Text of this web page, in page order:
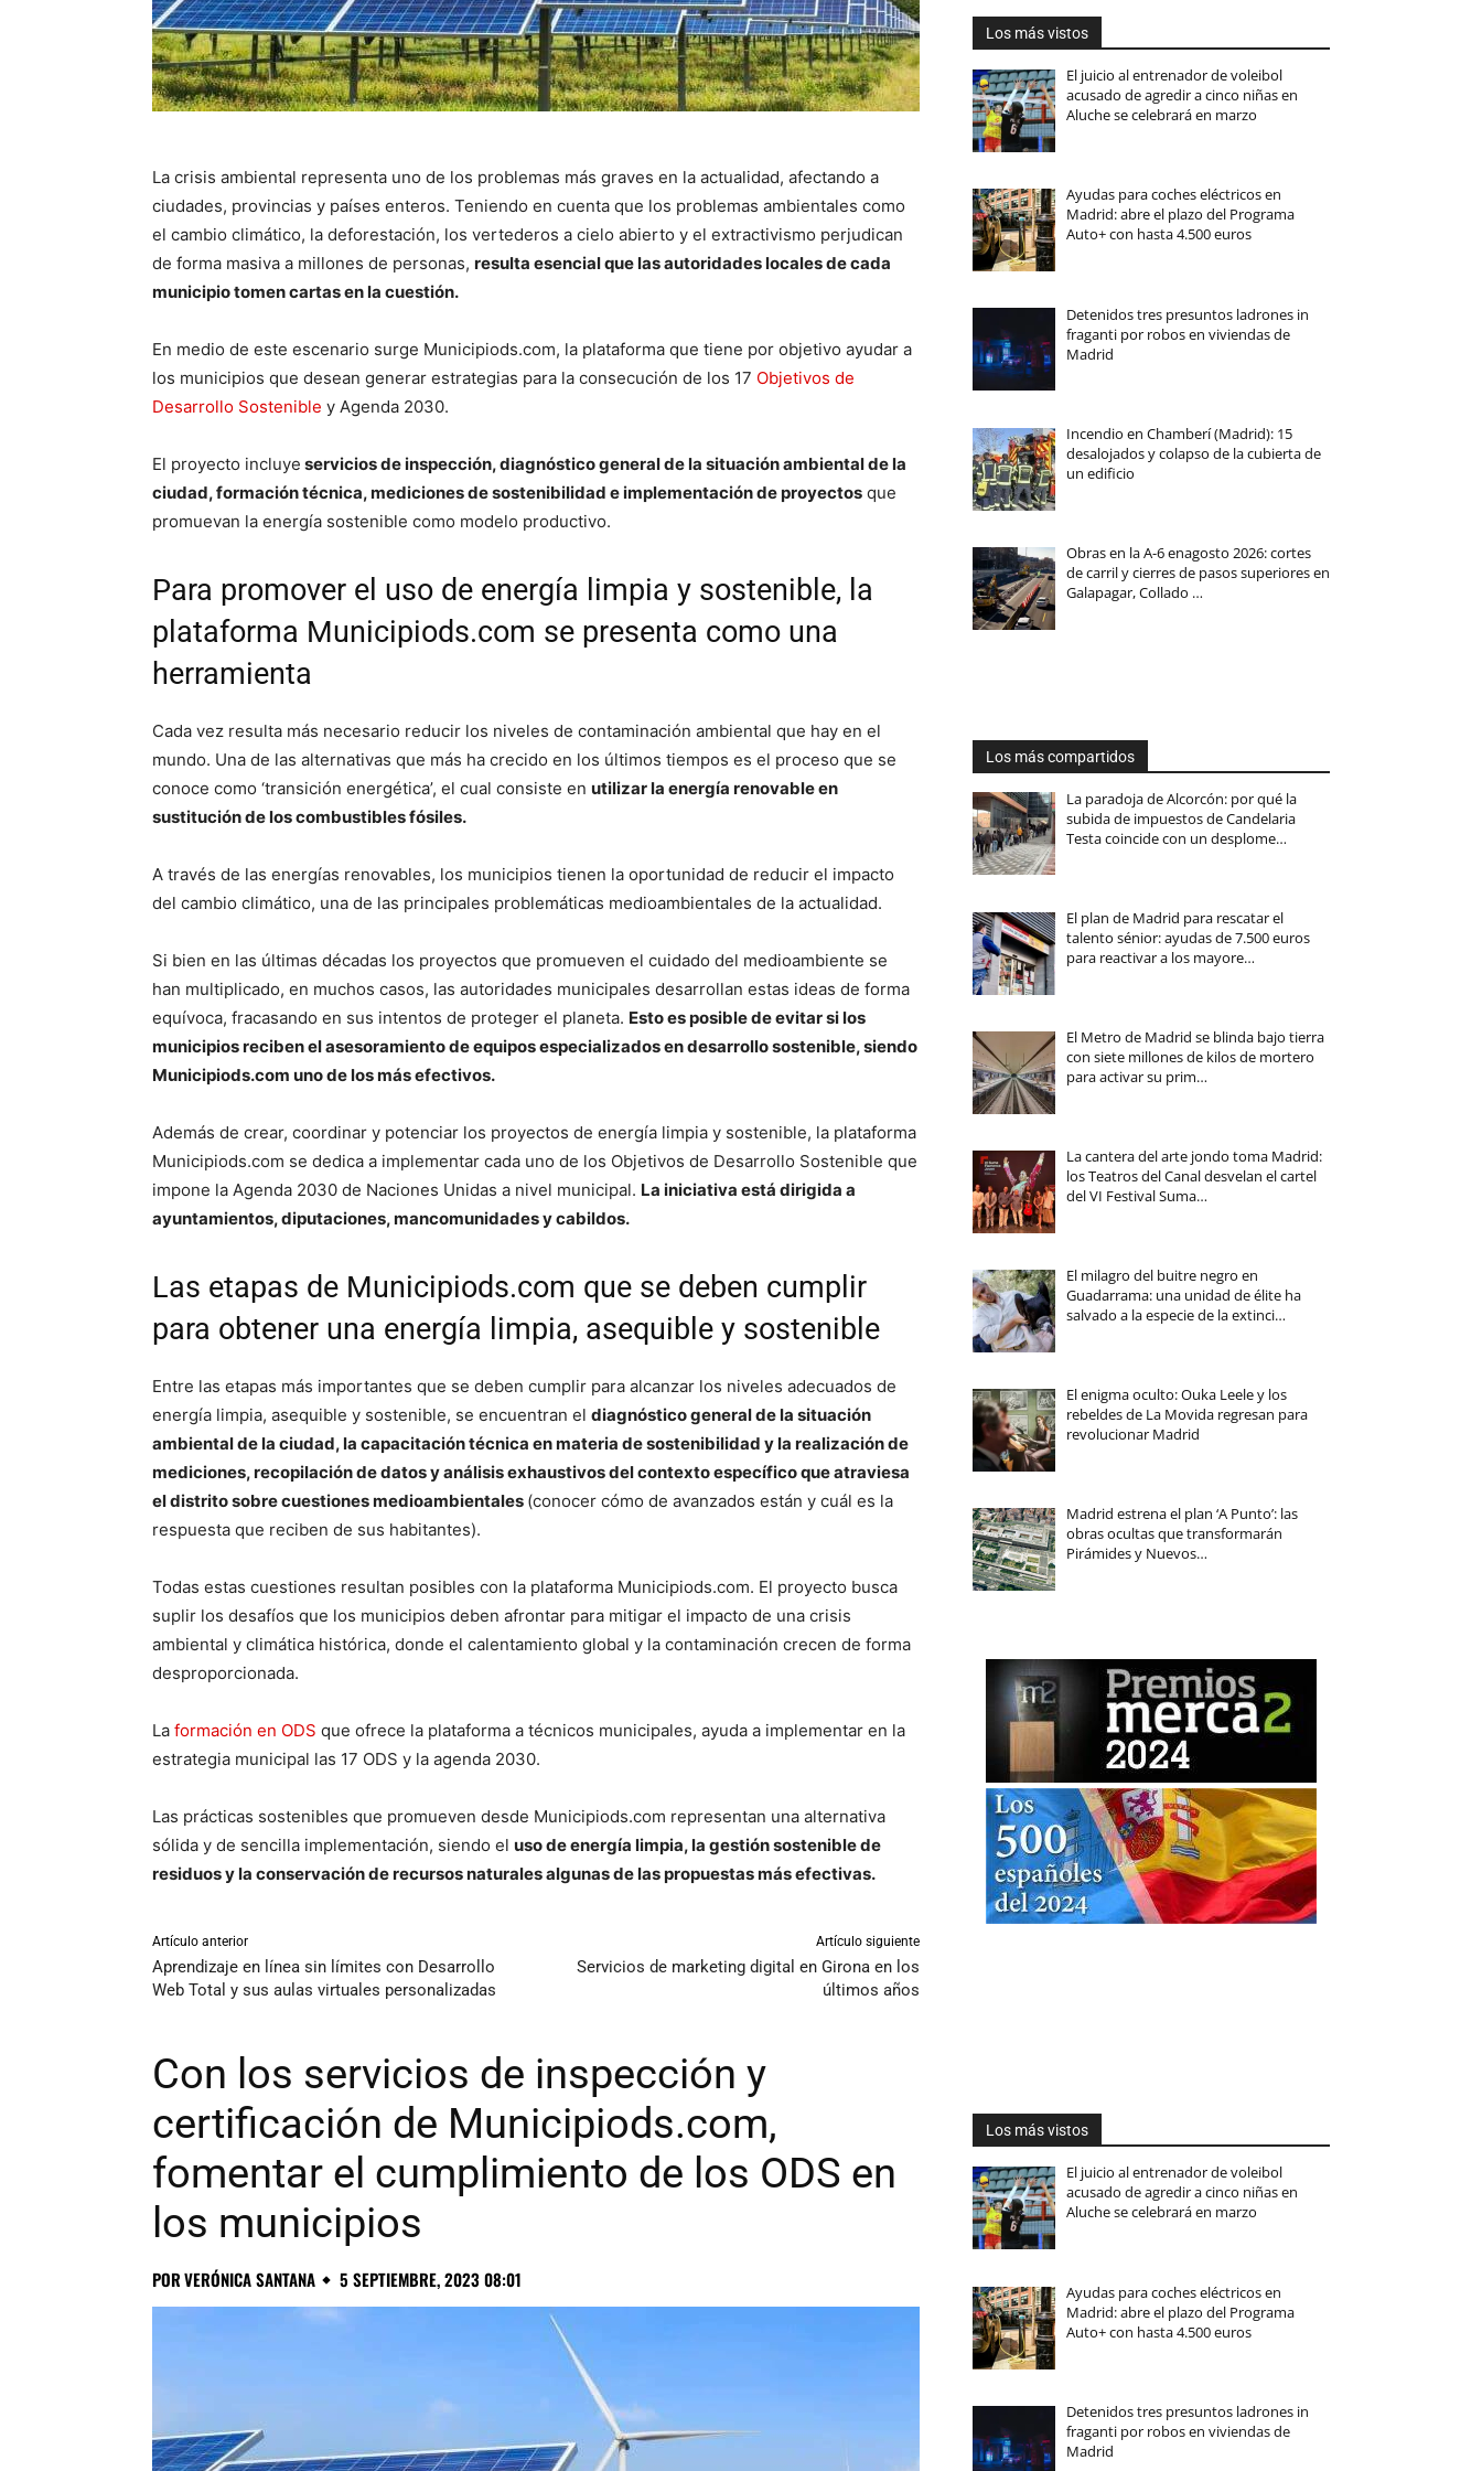
La crisis ambiental representa uno de los problemas más graves en la actualidad, afectando a
ciudades, provincias y países enteros. Teniendo en cuenta que los problemas ambientales como
el cambio climático, la deforestación, los vertederos a cielo abierto y el extractivismo perjudican
de forma masiva a millones de personas, resulta esencial que las autoridades locales de cada
municipio tomen cartas en la cuestión.
En medio de este escenario surge Municipiods.com, la plataforma que tiene por objetivo ayudar a
los municipios que desean generar estrategias para la consecución de los 17 Objetivos de
Desarrollo Sostenible y Agenda 2030.
El proyecto incluye servicios de inspección, diagnóstico general de la situación ambiental de la
ciudad, formación técnica, mediciones de sostenibilidad e implementación de proyectos que
promuevan la energía sostenible como modelo productivo.
Para promover el uso de energía limpia y sostenible, la
plataforma Municipiods.com se presenta como una
herramienta
Cada vez resulta más necesario reducir los niveles de contaminación ambiental que hay en el
mundo. Una de las alternativas que más ha crecido en los últimos tiempos es el proceso que se
conoce como ‘transición energética’, el cual consiste en utilizar la energía renovable en
sustitución de los combustibles fósiles.
A través de las energías renovables, los municipios tienen la oportunidad de reducir el impacto
del cambio climático, una de las principales problemáticas medioambientales de la actualidad.
Si bien en las últimas décadas los proyectos que promueven el cuidado del medioambiente se
han multiplicado, en muchos casos, las autoridades municipales desarrollan estas ideas de forma
equívoca, fracasando en sus intentos de proteger el planeta. Esto es posible de evitar si los
municipios reciben el asesoramiento de equipos especializados en desarrollo sostenible, siendo
Municipiods.com uno de los más efectivos.
Además de crear, coordinar y potenciar los proyectos de energía limpia y sostenible, la plataforma
Municipiods.com se dedica a implementar cada uno de los Objetivos de Desarrollo Sostenible que
impone la Agenda 2030 de Naciones Unidas a nivel municipal. La iniciativa está dirigida a
ayuntamientos, diputaciones, mancomunidades y cabildos.
Las etapas de Municipiods.com que se deben cumplir
para obtener una energía limpia, asequible y sostenible
Entre las etapas más importantes que se deben cumplir para alcanzar los niveles adecuados de
energía limpia, asequible y sostenible, se encuentran el diagnóstico general de la situación
ambiental de la ciudad, la capacitación técnica en materia de sostenibilidad y la realización de
mediciones, recopilación de datos y análisis exhaustivos del contexto específico que atraviesa
el distrito sobre cuestiones medioambientales (conocer cómo de avanzados están y cuál es la
respuesta que reciben de sus habitantes).
Todas estas cuestiones resultan posibles con la plataforma Municipiods.com. El proyecto busca
suplir los desafíos que los municipios deben afrontar para mitigar el impacto de una crisis
ambiental y climática histórica, donde el calentamiento global y la contaminación crecen de forma
desproporcionada.
La formación en ODS que ofrece la plataforma a técnicos municipales, ayuda a implementar en la
estrategia municipal las 17 ODS y la agenda 2030.
Las prácticas sostenibles que promueven desde Municipiods.com representan una alternativa
sólida y de sencilla implementación, siendo el uso de energía limpia, la gestión sostenible de
residuos y la conservación de recursos naturales algunas de las propuestas más efectivas.
Artículo anterior
Aprendizaje en línea sin límites con Desarrollo
Web Total y sus aulas virtuales personalizadas
Artículo siguiente
Servicios de marketing digital en Girona en los
últimos años
Los más vistos
El juicio al entrenador de voleibol
acusado de agredir a cinco niñas en
Aluche se celebrará en marzo
Ayudas para coches eléctricos en
Madrid: abre el plazo del Programa
Auto+ con hasta 4.500 euros
Detenidos tres presuntos ladrones in
fraganti por robos en viviendas de
Madrid
Incendio en Chamberí (Madrid): 15
desalojados y colapso de la cubierta de
un edificio
Obras en la A-6 enagosto 2026: cortes
de carril y cierres de pasos superiores en
Galapagar, Collado …
Los más compartidos
La paradoja de Alcorcón: por qué la
subida de impuestos de Candelaria
Testa coincide con un desplome…
El plan de Madrid para rescatar el
talento sénior: ayudas de 7.500 euros
para reactivar a los mayore…
El Metro de Madrid se blinda bajo tierra
con siete millones de kilos de mortero
para activar su prim…
La cantera del arte jondo toma Madrid:
los Teatros del Canal desvelan el cartel
del VI Festival Suma…
El milagro del buitre negro en
Guadarrama: una unidad de élite ha
salvado a la especie de la extinci…
El enigma oculto: Ouka Leele y los
rebeldes de La Movida regresan para
revolucionar Madrid
Madrid estrena el plan ‘A Punto’: las
obras ocultas que transformarán
Pirámides y Nuevos…
Con los servicios de inspección y
certificación de Municipiods.com,
fomentar el cumplimiento de los ODS en
los municipios
PORVERÓNICA SANTANA 5 SEPTIEMBRE, 2023 08:01
Los más vistos
El juicio al entrenador de voleibol
acusado de agredir a cinco niñas en
Aluche se celebrará en marzo
Ayudas para coches eléctricos en
Madrid: abre el plazo del Programa
Auto+ con hasta 4.500 euros
Detenidos tres presuntos ladrones in
fraganti por robos en viviendas de
Madrid